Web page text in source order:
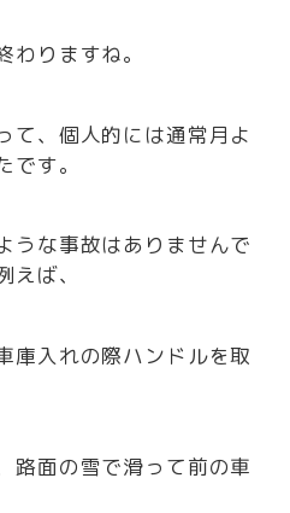
わりますね。
て、個人的には通常月よ
す。
うな事故はありませんで
ば、
庫入れの際ハンドルを取
路面の雪で滑って前の車